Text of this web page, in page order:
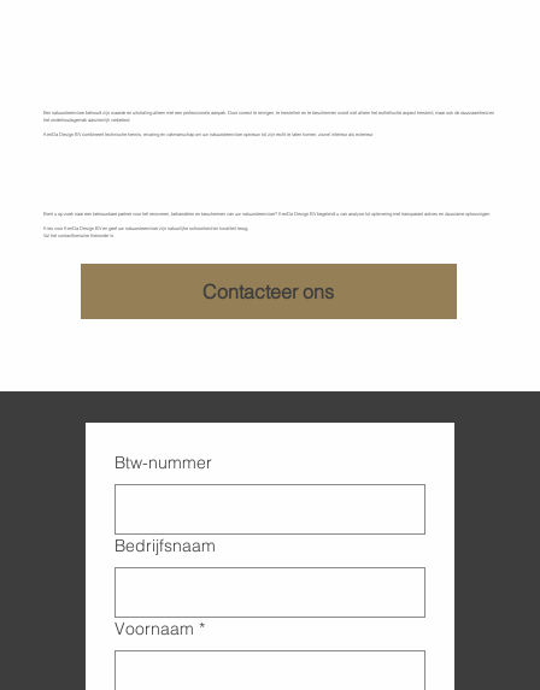
Een natuursteenvloer behoudt zijn waarde en uitstraling alleen met een professionele aanpak. Door correct te reinigen, te herstellen en te beschermen wordt niet alleen het esthetische aspect hersteld, maar ook de duurzaamheid en
het onderhoudsgemak aanzienlijk verbeterd.
KenDa Design BV combineert technische kennis, ervaring en vakmanschap om uw natuursteenvloer opnieuw tot zijn recht te laten komen, zowel interieur als exterieur.
Bent u op zoek naar een betrouwbare partner voor het renoveren, behandelen en beschermen van uw natuursteenvloer? KenDa Design BV begeleidt u van analyse tot oplevering met transparant advies en duurzame oplossingen.
Kies voor KenDa Design BV en geef uw natuursteenvloer zijn natuurlijke schoonheid en kwaliteit terug.
Vul het contactformulier hieronder in.
Contacteer ons
Btw-nummer
Bedrijfsnaam
Voornaam *